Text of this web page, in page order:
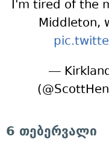
I'm tired of the
Middleton,
—
6 თებერვალი